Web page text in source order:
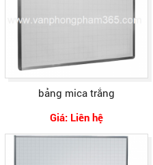
bảng mica trắng
Giá: Liên hệ